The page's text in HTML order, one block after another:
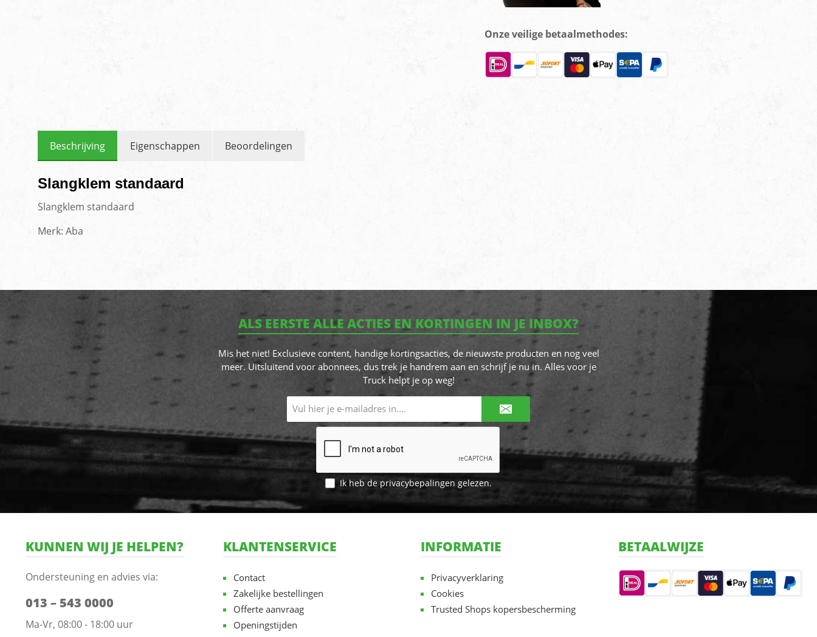
Onze veilige betaalmethodes:
Beschrijving Eigenschappen Beoordelingen
Slangklem standaard
Slangklem standaard
Merk: Aba
ALS EERSTE ALLE ACTIES EN KORTINGEN IN JE INBOX?
Mis het niet! Exclusieve content, handige kortingsacties, de nieuwste producten en nog veel
meer. Uitsluitend voor abonnees, dus trek je handrem aan en schrijf je nu in. Alles voor je
Truck helpt je op weg!
mailadres*
Ik heb de privacybepalingen gelezen.
KUNNEN WIJ JE HELPEN?
Ondersteuning en advies via:
013 – 543 0000
Ma-Vr, 08:00 - 18:00 uur
KLANTENSERVICE
Contact
Zakelijke bestellingen
Offerte aanvraag
Openingstijden
INFORMATIE
Privacyverklaring
Cookies
Trusted Shops kopersbescherming
BETAALWIJZE